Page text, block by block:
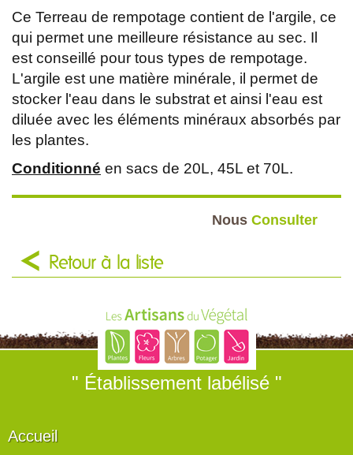
Ce Terreau de rempotage contient de l'argile, ce
qui permet une meilleure résistance au sec. Il
est conseillé pour tous types de rempotage.
L'argile est une matière minérale, il permet de
stocker l'eau dans le substrat et ainsi l'eau est
diluée avec les éléments minéraux absorbés par
les plantes.
Conditionné en sacs de 20L, 45L et 70L.
Nous Consulter
Retour à la liste
" Établissement labélisé "
Accueil